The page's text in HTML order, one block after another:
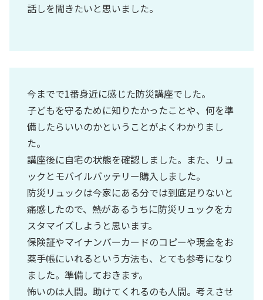
話しを聞きたいと思いました。
今までで1番身近に感じた防災講座でした。
子どもを守るために知りたかったことや、何を準
備したらいいのかということがよくわかりまし
た。
講座後に自宅の状態を確認しました。また、リュ
ックとモバイルバッテリー購入しました。
防災リュックは今家にある分では到底足りないと
痛感したので、熱があるうちに防災リュックをカ
スタマイズしようと思います。
保険証やマイナンバーカードのコピーや現金をお
薬手帳にいれるという方法も、とても参考になり
ました。準備しておきます。
怖いのは人間。助けてくれるのも人間。考えさせ